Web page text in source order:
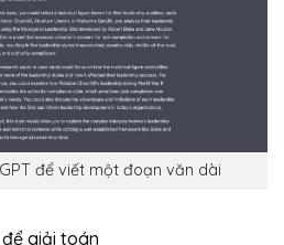
để viết một đoạn văn dài
để giải toán